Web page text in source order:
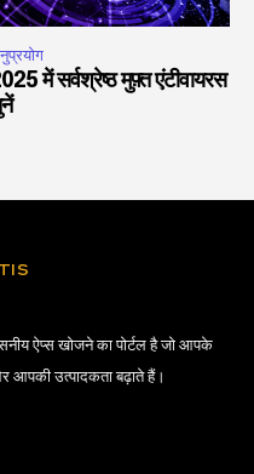
में सर्वश्रेष्ठ मुफ़्त एंटीवायरस
ऐप्स खोजने का पोर्टल है जो आपके
आपकी उत्पादकता बढ़ाते हैं।